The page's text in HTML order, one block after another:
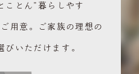
ことん”暮らしやす
用意。ご家族の理想の
びいただけます。